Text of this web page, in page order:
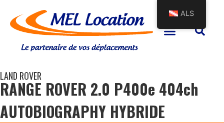
LAND ROVER
RANGE ROVER 2.0 P400e 404ch
AUTOBIOGRAPHY HYBRIDE
ALS